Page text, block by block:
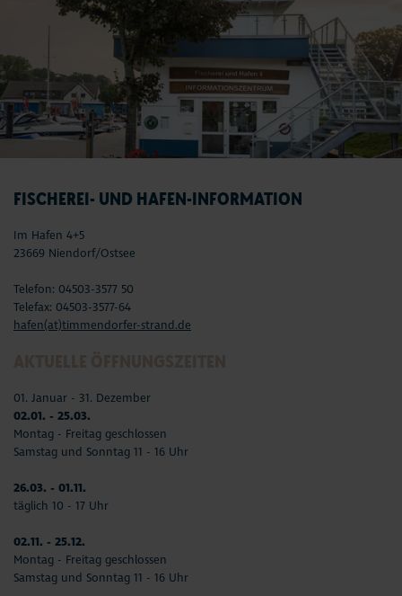
FISCHEREI- UND HAFEN-INFORMATION
Im Hafen 4+5
23669 Niendorf/Ostsee
Telefon: 04503-3577 50
Telefax: 04503-3577-64
hafen(at)timmendorfer-strand.de
01. Januar - 31. Dezember
02.01. - 25.03.
Montag - Freitag geschlossen
Samstag und Sonntag 11 - 16 Uhr
26.03. - 01.11.
täglich 10 - 17 Uhr
02.11. - 25.12.
Montag - Freitag geschlossen
Samstag und Sonntag 11 - 16 Uhr